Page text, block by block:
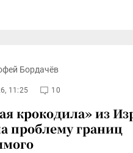
Бордачёв
11:25 10
крокодила» из
проблему границ